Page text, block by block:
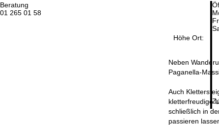
Beratung
01 265 01 58
Höhe Ort:
Neben
Paganella-
Auch
kletterfreudige
schließlich in
passieren